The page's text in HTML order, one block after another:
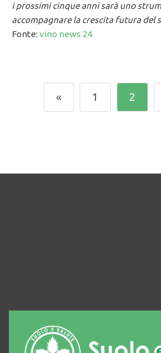
i prossimi cinque anni sarà uno
accompagnare la crescita futura del
Fonte: vino news 24
« 1 2